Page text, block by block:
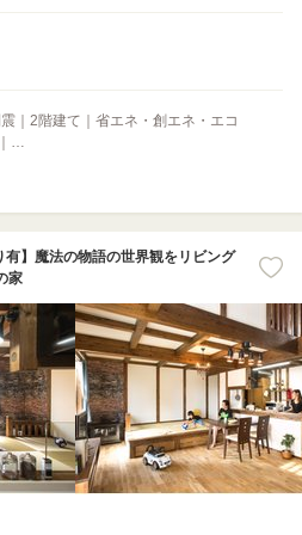
｜2階建て｜省エネ・創エネ・エコ
…
有】魔法の物語の世界観をリビング
家